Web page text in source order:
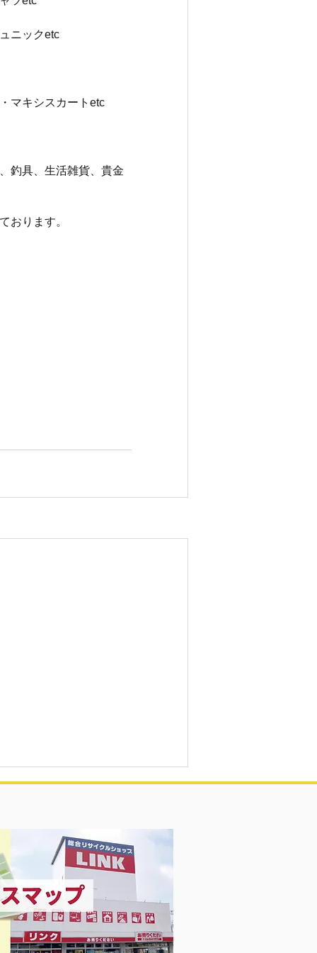
ニックetc
マキシスカートetc
釣具、生活雑貨、貴金
おります。
衣料＆スニーカー大量入